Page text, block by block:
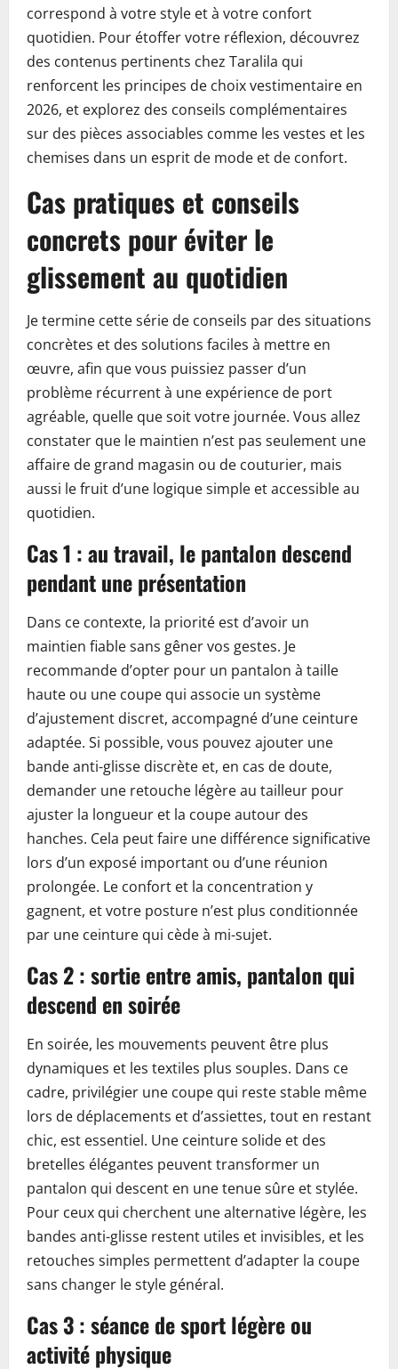
correspond à votre style et à votre confort
quotidien. Pour étoffer votre réflexion, découvrez
des contenus pertinents chez Taralila qui
renforcent les principes de choix vestimentaire en
2026, et explorez des conseils complémentaires
sur des pièces associables comme les vestes et les
chemises dans un esprit de mode et de confort.
Cas pratiques et conseils
concrets pour éviter le
glissement au quotidien
Je termine cette série de conseils par des situations
concrètes et des solutions faciles à mettre en
œuvre, afin que vous puissiez passer d’un
problème récurrent à une expérience de port
agréable, quelle que soit votre journée. Vous allez
constater que le maintien n’est pas seulement une
affaire de grand magasin ou de couturier, mais
aussi le fruit d’une logique simple et accessible au
quotidien.
Cas 1 : au travail, le pantalon descend
pendant une présentation
Dans ce contexte, la priorité est d’avoir un
maintien fiable sans gêner vos gestes. Je
recommande d’opter pour un pantalon à taille
haute ou une coupe qui associe un système
d’ajustement discret, accompagné d’une ceinture
adaptée. Si possible, vous pouvez ajouter une
bande anti-glisse discrète et, en cas de doute,
demander une retouche légère au tailleur pour
ajuster la longueur et la coupe autour des
hanches. Cela peut faire une différence significative
lors d’un exposé important ou d’une réunion
prolongée. Le confort et la concentration y
gagnent, et votre posture n’est plus conditionnée
par une ceinture qui cède à mi-sujet.
Cas 2 : sortie entre amis, pantalon qui
descend en soirée
En soirée, les mouvements peuvent être plus
dynamiques et les textiles plus souples. Dans ce
cadre, privilégier une coupe qui reste stable même
lors de déplacements et d’assiettes, tout en restant
chic, est essentiel. Une ceinture solide et des
bretelles élégantes peuvent transformer un
pantalon qui descent en une tenue sûre et stylée.
Pour ceux qui cherchent une alternative légère, les
bandes anti-glisse restent utiles et invisibles, et les
retouches simples permettent d’adapter la coupe
sans changer le style général.
Cas 3 : séance de sport légère ou
activité physique